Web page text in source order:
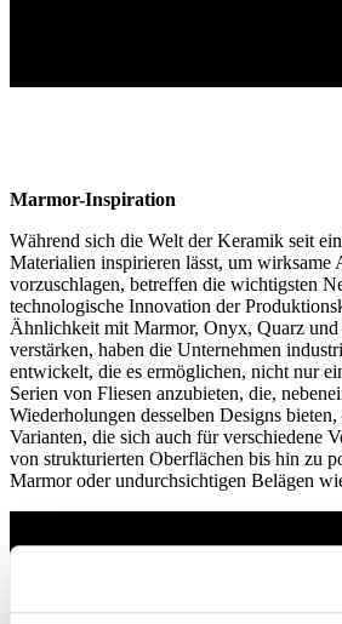
Marmor-Inspiration
Während sich die Welt der Keramik seit
Materialien inspirieren lässt, um wirksame
vorzuschlagen, betreffen die wichtigsten
technologische Innovation der
Ähnlichkeit mit Marmor, Onyx, Quarz und
verstärken, haben die Unternehmen
entwickelt, die es ermöglichen, nicht nur
Serien von Fliesen anzubieten, die,
Wiederholungen desselben Designs
Varianten, die sich auch für verschiedene
von strukturierten Oberflächen bis hin zu
Marmor oder undurchsichtigen Belägen